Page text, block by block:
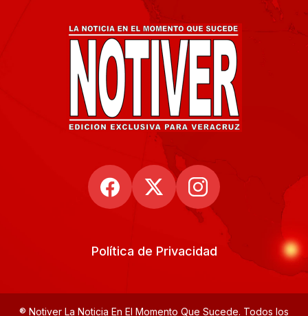
Política de Privacidad
® Notiver La Noticia En El Momento Que Sucede. Todos los